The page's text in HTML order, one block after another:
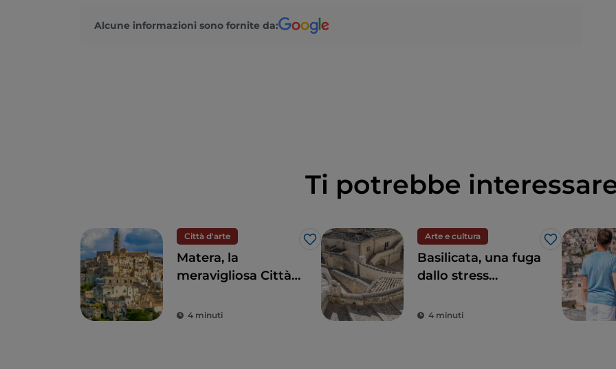
Alcune informazioni sono fornite da:
Ti potrebbe
Città d'arte
Like
Matera, la
meravigliosa Città
Patrimonio
4 minuti
Arte e cultura
Like
Basilicata, una fuga
dallo stress
riscoperta della
4 minuti